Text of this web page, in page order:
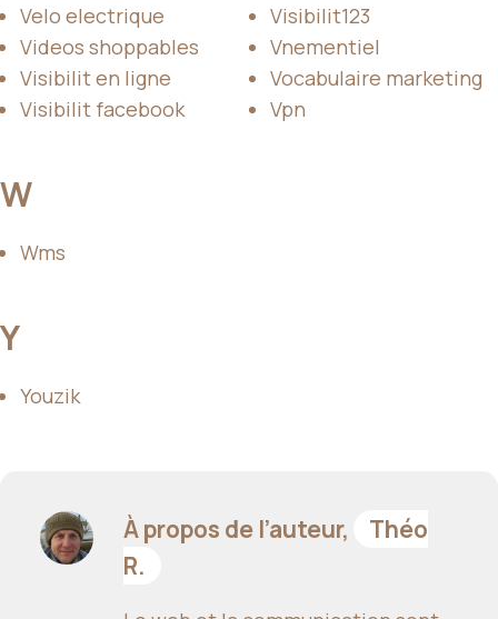
Velo electrique
Videos shoppables
Visibilit en ligne
Visibilit facebook
Visibilit123
Vnementiel
Vocabulaire marketing
Vpn
W
Wms
Y
Youzik
À propos de l’auteur,
Théo
R.